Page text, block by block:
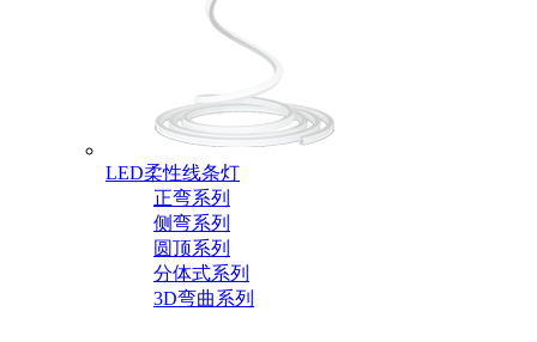
LED柔性线条灯
正弯系列
侧弯系列
圆顶系列
分体式系列
3D弯曲系列